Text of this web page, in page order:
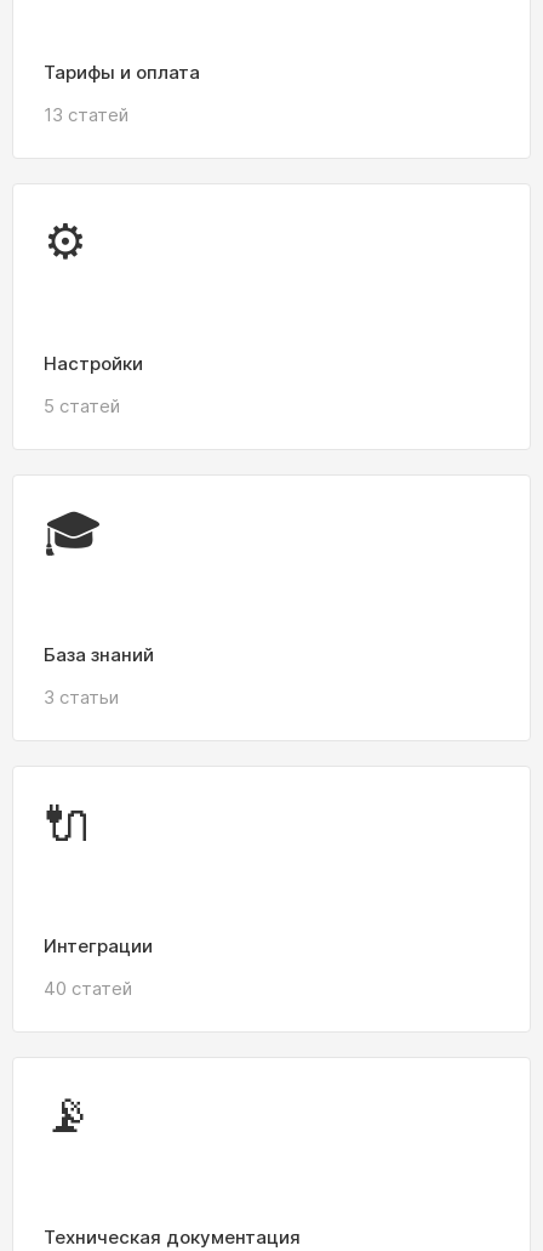
Тарифы и оплата
13 статей
⚙️
Настройки
5 статей
🎓
База знаний
3 статьи
🔌
Интеграции
40 статей
📡
Техническая документация